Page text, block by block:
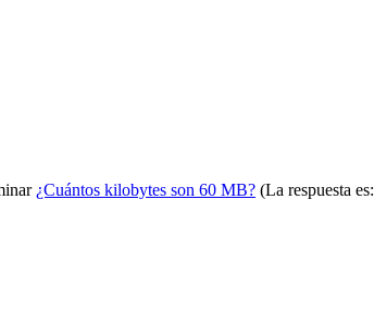
¿Cuántos kilobytes son 60 MB? (La respuesta es: